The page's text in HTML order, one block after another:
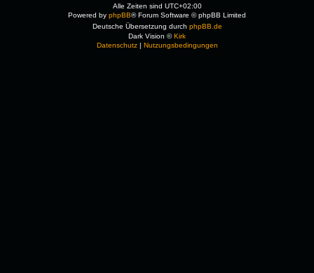
Alle Zeiten sind UTC+02:00
Powered by phpBB® Forum Software © phpBB Limited
Deutsche Übersetzung durch phpBB.de
Dark Vision ©Kirk
Datenschutz| Nutzungsbedingungen